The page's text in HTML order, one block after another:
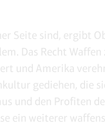
Seite sind, ergibt
Das Recht
und Amerika
gediehen, die
und den Profiten
ein weiterer